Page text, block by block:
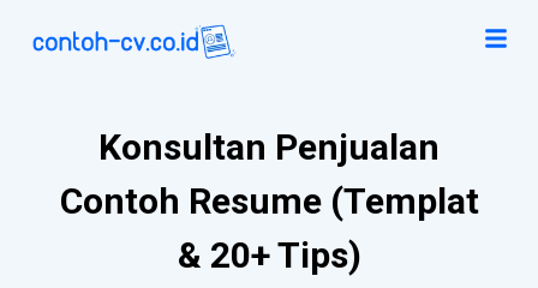
Konsultan Penjualan
Contoh Resume (Templat
& 20+ Tips)